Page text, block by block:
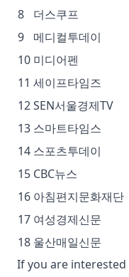
8
더스쿠프
9
메디컬투데이
10 미디어펜
11 세이프타임즈
12SEN서울경제TV
13 스마트타임스
14 스포츠투데이
15 CBC뉴스
16 아침편지문화재단
17 여성경제신문
18 울산매일신문
If you are interested